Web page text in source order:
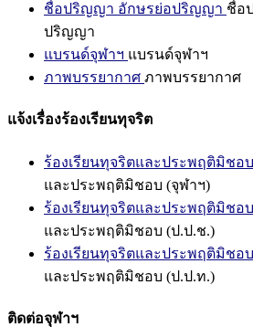
ชื่อปริญญา อักษรย่อปริญญา ชื่อ
ปริญญา
แบรนด์จุฬาฯ แบรนด์จุฬาฯ
ภาพบรรยากาศ ภาพบรรยากาศ
แจ้งเรื่องร้องเรียนทุจริต
ร้องเรียนทุจริตและประพฤติมิชอ
และประพฤติมิชอบ (จุฬาฯ)
ร้องเรียนทุจริตและประพฤติมิชอ
และประพฤติมิชอบ (ป.ป.ช.)
ร้องเรียนทุจริตและประพฤติมิชอ
และประพฤติมิชอบ (ป.ป.ท.)
ติดต่อจุฬาฯ